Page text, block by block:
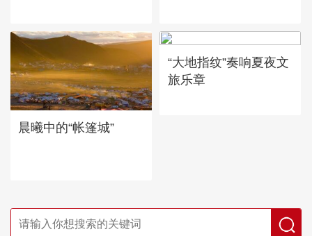
晨曦中的“帐篷城”
“大地指纹”奏响夏夜文
旅乐章